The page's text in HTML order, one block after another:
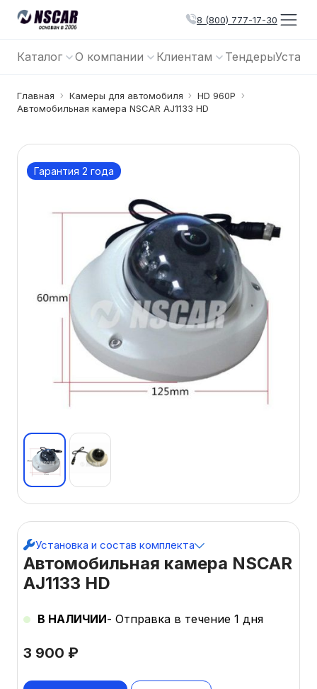
8 (800) 777-17-30
Каталог О компании Клиентам Тендеры
Главная Камеры для автомобиля
HD 960P
Автомобильная камера NSCAR AJ1133 HD
Гарантия 2 года
Автомобильная камера NSCAR
AJ1133 HD
3 900 ₽
В НАЛИЧИИ- Отправка в течение 1 дня
Установка и состав комплекта